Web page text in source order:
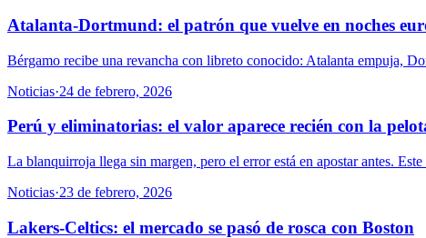
Atalanta-Dortmund: el patrón que vuelve en noches
Bérgamo recibe una revancha con libreto conocido: Atalanta empuja,
Noticias·24 de febrero, 2026
Perú y eliminatorias: el valor aparece recién con la
La blanquirroja llega sin margen, pero el error está en apostar antes.
Noticias·23 de febrero, 2026
Lakers-Celtics: el mercado se pasó de rosca con Boston